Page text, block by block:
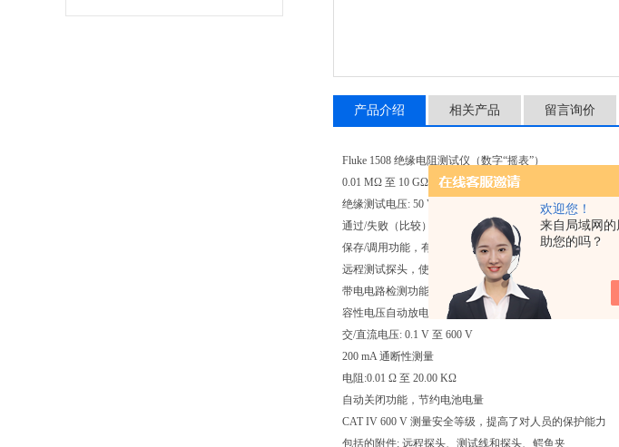
欢迎您！
来自局域网
助您的吗？
产品介绍 相关产品 留言询价
Fluke 1508 绝缘电阻测试仪（数字“摇表”）
0.01 MΩ 至 10 GΩ的绝缘测试
绝缘测试电压: 50 V、100 V、250 V、500 V 和 1000 V，
通过/失败（比较）功能，使重复性测试简单、方便
保存/调用功能，有19个存储单元，节约时间和人力
远程测试探头，使重复性测试或难以触及到的被测点的测
带电电路检测功能，如果检测到大于30 V的电压，则禁止
容性电压自动放电功能，提高了对人员的保护能力
交/直流电压: 0.1 V 至 600 V
200 mA 通断性测量
电阻:0.01 Ω 至 20.00 KΩ
自动关闭功能，节约电池电量
CAT IV 600 V 测量安全等级，提高了对人员的保护能力
包括的附件: 远程探头、测试线和探头、鳄鱼夹